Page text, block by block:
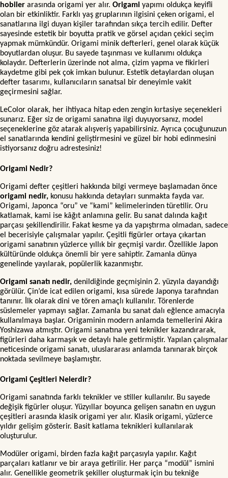
hobiler arasında origami yer alır. Origami yapımı oldukça keyifli
olan bir etkinliktir. Farklı yaş gruplarının ilgisini çeken origami, el
sanatlarına ilgi duyan kişiler tarafından sıkça tercih edilir. Defter
sayesinde estetik bir boyutta pratik ve görsel açıdan çekici seçim
yapmak mümkündür. Origami minik defterleri, genel olarak küçük
boyutlardan oluşur. Bu sayede taşınması ve kullanımı oldukça
kolaydır. Defterlerin üzerinde not alma, çizim yapma ve fikirleri
kaydetme gibi pek çok imkan bulunur. Estetik detaylardan oluşan
defter tasarımı, kullanıcıların sanatsal bir deneyimle vakit
geçirmesini sağlar.
LeColor olarak, her ihtiyaca hitap eden zengin kırtasiye seçenekleri
sunarız. Eğer siz de origami sanatına ilgi duyuyorsanız, model
seçeneklerine göz atarak alışveriş yapabilirsiniz. Ayrıca çocuğunuzun
el sanatlarında kendini geliştirmesini ve güzel bir hobi edinmesini
istiyorsanız doğru adrestesiniz!
Origami Nedir?
Origami defter çeşitleri hakkında bilgi vermeye başlamadan önce
origami nedir, konusu hakkında detayları sunmakta fayda var.
Origami, Japonca “oru” ve “kami” kelimelerinden türetilir. Oru
katlamak, kami ise kâğıt anlamına gelir. Bu sanat dalında kağıt
parçası şekillendirilir. Fakat kesme ya da yapıştırma olmadan, sadece
el becerisiyle çalışmalar yapılır. Çeşitli figürler ortaya çıkartan
origami sanatının yüzlerce yıllık bir geçmişi vardır. Özellikle Japon
kültüründe oldukça önemli bir yere sahiptir. Zamanla dünya
genelinde yayılarak, popülerlik kazanmıştır.
Origami sanatı nedir, denildiğinde geçmişinin 2. yüzyıla dayandığı
görülür. Çin’de icat edilen origami, kısa sürede Japonya tarafından
tanınır. İlk olarak dini ve tören amaçlı kullanılır. Törenlerde
süslemeler yapmayı sağlar. Zamanla bu sanat dalı eğlence amacıyla
kullanılmaya başlar. Origaminin modern anlamda temellerini Akira
Yoshizawa atmıştır. Origami sanatına yeni teknikler kazandırarak,
figürleri daha karmaşık ve detaylı hale getirmiştir. Yapılan çalışmalar
neticesinde origami sanatı, uluslararası anlamda tanınarak birçok
noktada sevilmeye başlamıştır.
Origami Çeşitleri Nelerdir?
Origami sanatında farklı teknikler ve stiller kullanılır. Bu sayede
değişik figürler oluşur. Yüzyıllar boyunca gelişen sanatın en uygun
çeşitleri arasında klasik origami yer alır. Klasik origami, yüzlerce
yıldır gelişim gösterir. Basit katlama teknikleri kullanılarak
oluşturulur.
Modüler origami, birden fazla kağıt parçasıyla yapılır. Kağıt
parçaları katlanır ve bir araya getirilir. Her parça “modül” ismini
alır. Genellikle geometrik şekiller oluşturmak için bu tekniğe